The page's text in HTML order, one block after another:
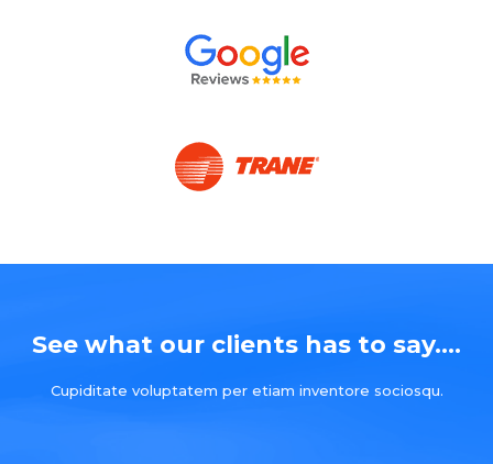
See what our clients has to say....
Cupiditate voluptatem per etiam inventore sociosqu.